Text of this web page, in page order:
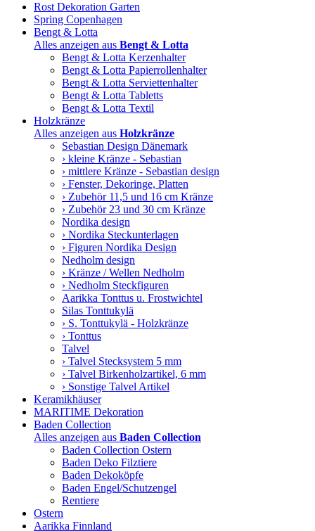
Rost Dekoration Garten
Spring Copenhagen
Bengt & Lotta
Alles anzeigen aus Bengt & Lotta
Bengt & Lotta Kerzenhalter
Bengt & Lotta Papierrollenhalter
Bengt & Lotta Serviettenhalter
Bengt & Lotta Tabletts
Bengt & Lotta Textil
Holzkränze
Alles anzeigen aus Holzkränze
Sebastian Design Dänemark
› kleine Kränze - Sebastian
› mittlere Kränze - Sebastian design
› Fenster, Dekoringe, Platten
› Zubehör 11,5 und 16 cm Kränze
› Zubehör 23 und 30 cm Kränze
Nordika design
› Nordika Steckunterlagen
› Figuren Nordika Design
Nedholm design
› Kränze / Wellen Nedholm
› Nedholm Steckfiguren
Aarikka Tonttus u. Frostwichtel
Silas Tonttukylä
› S. Tonttukylä - Holzkränze
› Tonttus
Talvel
› Talvel Stecksystem 5 mm
› Talvel Birkenholzartikel, 6 mm
› Sonstige Talvel Artikel
Keramikhäuser
MARITIME Dekoration
Baden Collection
Alles anzeigen aus Baden Collection
Baden Collection Ostern
Baden Deko Filztiere
Baden Dekoköpfe
Baden Engel/Schutzengel
Rentiere
Ostern
Aarikka Finnland